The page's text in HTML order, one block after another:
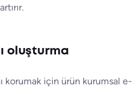
oluşturma
korumak için ürün kurumsal e-